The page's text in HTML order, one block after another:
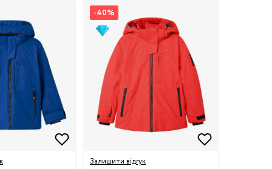
-40%
Залишити відгук